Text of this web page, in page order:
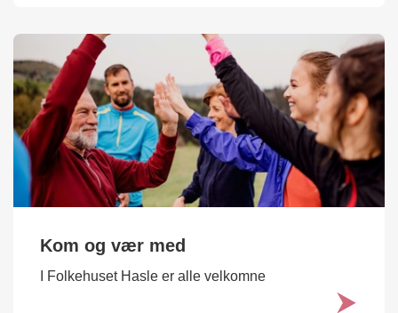
Kom og vær med
I Folkehuset Hasle er alle velkomne